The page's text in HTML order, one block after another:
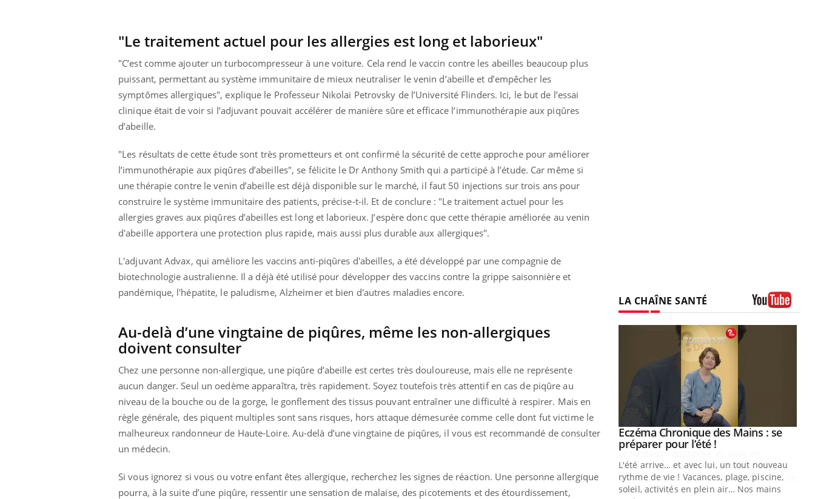
"Le traitement actuel pour les allergies est long et laborieux"
"C’est comme ajouter un turbocompresseur à une voiture. Cela rend le vaccin contre les abeilles beaucoup plus
puissant, permettant au système immunitaire de mieux neutraliser le venin d’abeille et d’empêcher les
symptômes allergiques", explique le Professeur Nikolai Petrovsky de l’Université Flinders. Ici, le but de l’essai
clinique était de voir si l’adjuvant pouvait accélérer de manière sûre et efficace l’immunothérapie aux piqûres
d’abeille.
"Les résultats de cette étude sont très prometteurs et ont confirmé la sécurité de cette approche pour améliorer
l’immunothérapie aux piqûres d’abeilles", se félicite le Dr Anthony Smith qui a participé à l’étude. Car même si
une thérapie contre le venin d’abeille est déjà disponible sur le marché, il faut 50 injections sur trois ans pour
construire le système immunitaire des patients, précise-t-il. Et de conclure : "Le traitement actuel pour les
allergies graves aux piqûres d’abeilles est long et laborieux. J’espère donc que cette thérapie améliorée au venin
d'abeille apportera une protection plus rapide, mais aussi plus durable aux allergiques".
L'adjuvant Advax, qui améliore les vaccins anti-piqûres d'abeilles, a été développé par une compagnie de
biotechnologie australienne. Il a déjà été utilisé pour développer des vaccins contre la grippe saisonnière et
pandémique, l'hépatite, le paludisme, Alzheimer et bien d'autres maladies encore.
Au-delà d’une vingtaine de piqûres, même les non-allergiques
doivent consulter
Chez une personne non-allergique, une piqûre d’abeille est certes très douloureuse, mais elle ne représente
aucun danger. Seul un oedème apparaîtra, très rapidement. Soyez toutefois très attentif en cas de piqûre au
niveau de la bouche ou de la gorge, le gonflement des tissus pouvant entraîner une difficulté à respirer. Mais en
règle générale, des piquent multiples sont sans risques, hors attaque démesurée comme celle dont fut victime le
malheureux randonneur de Haute-Loire. Au-delà d’une vingtaine de piqûres, il vous est recommandé de consulter
un médecin.
Si vous ignorez si vous ou votre enfant êtes allergique, recherchez les signes de réaction. Une personne allergique
pourra, à la suite d’une piqûre, ressentir une sensation de malaise, des picotements et des étourdissement,
LA CHAÎNE SANTÉ
Carence en fer : comprendre pour
Youtube
Fatigue, irritabilité, brouillard mental ou
même alopécie… Les symptômes de la
carence en fer sont multiples ce qui la rend
Youtube
Insuline & Charge mentale : et si on
Youtube
reste entourée d'idées reçues chez les
patients comme parfois chez les soignants.
Youtube
Eczéma Chronique des Mains : se
rythme de vie ! Vacances, plage, piscine,
soleil, activités en plein air… Nos mains
Youtube
Diabète & Ramadan 2026Youtube
Le Ramadan approche, et, pour de
nombreuses personnes atteintes de
diabète, c'est une période de questions, de
défis, mais ...